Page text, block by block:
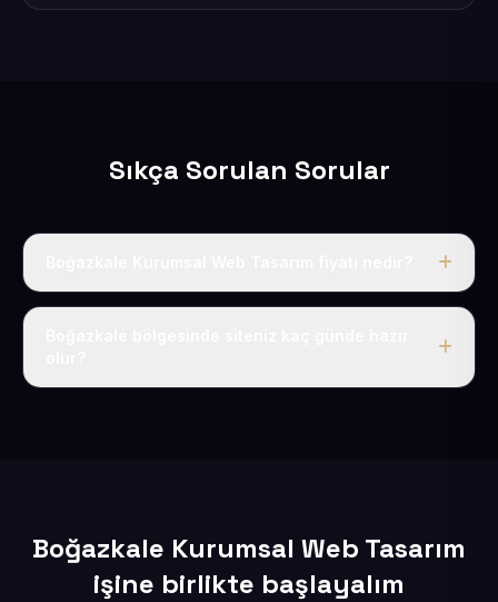
Sıkça Sorulan Sorular
Tek fiyat uygulanır: yıllık 50 USD + KDV. Bu bedele alan
Boğazkale Kurumsal Web Tasarım
işine birlikte başlayalım